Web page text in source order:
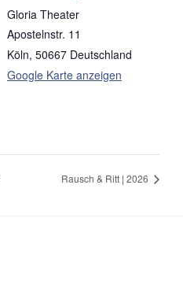
Gloria Theater
Apostelnstr. 11
Köln, 50667 Deutschland
Google Karte anzeigen
Rausch & Ritt | 2026